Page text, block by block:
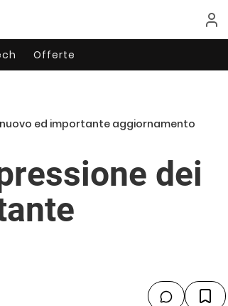
Offerte
ed importante aggiornamento
dei